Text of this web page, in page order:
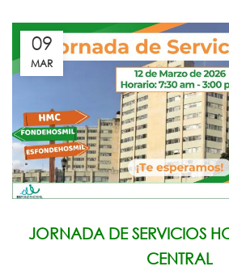
09
MAR
JORNADA DE SERVICIOS
CENTRAL